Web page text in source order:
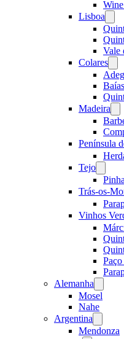
Lisboa
Vale
Colares
Madeira
Península
Tejo
menu
Trás-os-
Vinhos
Alemanha
menu
Mosel
Nahe
Argentina
menu
Mendonza